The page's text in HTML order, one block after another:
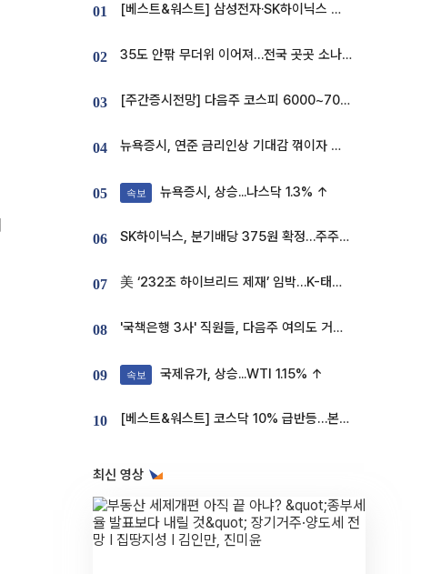
01 [베스트&워스트] 삼성전자·SK하이닉스 밀린 한 주…상상인증권은 85% 급등
02 35도 안팎 무더위 이어져…전국 곳곳 소나기 [오늘 날씨]
03 [주간증시전망] 다음주 코스피 6000~7000⋯“外人 수급은 정책이 변수”
04 뉴욕증시, 연준 금리인상 기대감 꺾이자 상승...S&P500 사상 최고치 [종합]
05 속보 뉴욕증시, 상승...나스닥 1.3% ↑
06 SK하이닉스, 분기배당 375원 확정…주주환원책 9월로 앞당겨 발표
07 美 ‘232조 하이브리드 제재’ 임박…K-태양광, 불확실성 털고 날개 다나
08 '국책은행 3사' 직원들, 다음주 여의도 거리 나서는 까닭은
09 속보 국제유가, 상승...WTI 1.15% ↑
10 [베스트&워스트] 코스닥 10% 급반등…본느, 최대주주 변경 기대에 270% 폭등
최신 영상